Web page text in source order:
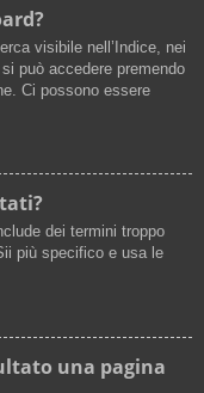
visibile nell’Indice, nei
può accedere premendo
Ci possono essere
dei termini troppo
più specifico e usa le
una pagina